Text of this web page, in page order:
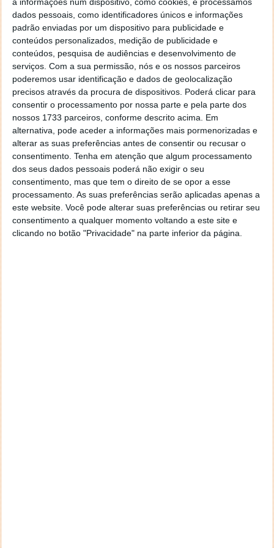
dados pessoais, como identificadores únicos e informações
padrão enviadas por um dispositivo para publicidade e
conteúdos personalizados, medição de publicidade e
conteúdos, pesquisa de audiências e desenvolvimento de
serviços. Com a sua permissão, nós e os nossos parceiros
poderemos usar identificação e dados de geolocalização
precisos através da procura de dispositivos. Poderá clicar para
consentir o processamento por nossa parte e pela parte dos
nossos 1733 parceiros, conforme descrito acima. Em
alternativa, pode aceder a informações mais pormenorizadas e
alterar as suas preferências antes de consentir ou recusar o
consentimento. Tenha em atenção que algum processamento
dos seus dados pessoais poderá não exigir o seu
consentimento, mas que tem o direito de se opor a esse
processamento. As suas preferências serão aplicadas apenas a
este website. Você pode alterar suas preferências ou retirar seu
consentimento a qualquer momento voltando a este site e
clicando no botão "Privacidade" na parte inferior da página.
Times”. “O WikiLeaks ajudou aqueles que
pretendiam expor informação sensível, e pensar em
alterar a legislação no seguimento de um ataque de
negação de serviços como o da “Operação Vingar
Assange” é algo muito difícil, mesmo que estes
exemplos de ciber-activismo nos possam parecer
legítimos”.